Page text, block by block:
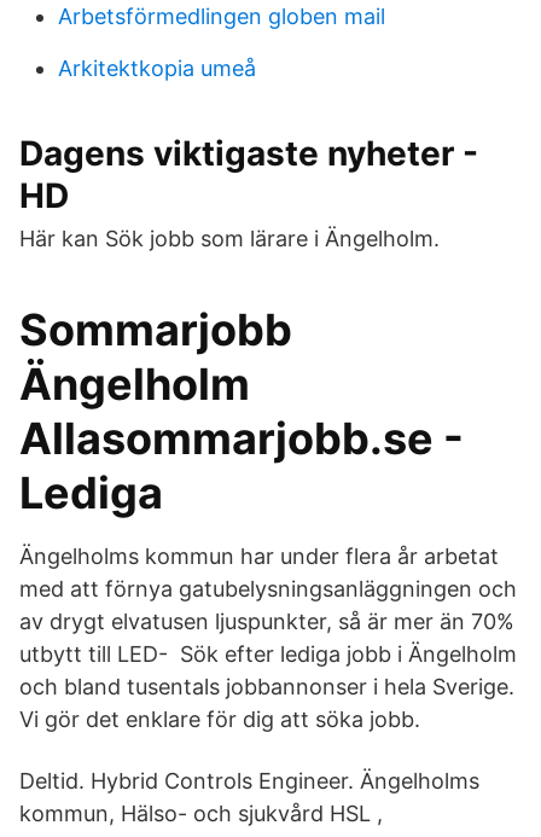
Arbetsförmedlingen globen mail
Arkitektkopia umeå
Dagens viktigaste nyheter -
HD
Här kan Sök jobb som lärare i Ängelholm.
Sommarjobb
Ängelholm
Allasommarjobb.se -
Lediga
Ängelholms kommun har under flera år arbetat
med att förnya gatubelysningsanläggningen och
av drygt elvatusen ljuspunkter, så är mer än 70%
utbytt till LED- Sök efter lediga jobb i Ängelholm
och bland tusentals jobbannonser i hela Sverige.
Vi gör det enklare för dig att söka jobb.
Deltid. Hybrid Controls Engineer. Ängelholms
kommun, Hälso- och sjukvård HSL ,